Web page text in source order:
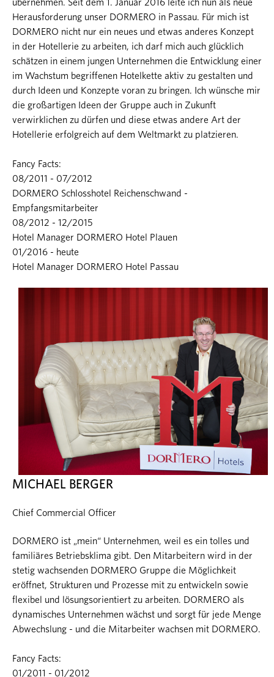
übernehmen. Seit dem 1. Januar 2016 leite ich nun als neue
Herausforderung unser DORMERO in Passau. Für mich ist
DORMERO nicht nur ein neues und etwas anderes Konzept
in der Hotellerie zu arbeiten, ich darf mich auch glücklich
schätzen in einem jungen Unternehmen die Entwicklung einer
im Wachstum begriffenen Hotelkette aktiv zu gestalten und
durch Ideen und Konzepte voran zu bringen. Ich wünsche mir
die großartigen Ideen der Gruppe auch in Zukunft
verwirklichen zu dürfen und diese etwas andere Art der
Hotellerie erfolgreich auf dem Weltmarkt zu platzieren.
Fancy Facts:
08/2011 - 07/2012
DORMERO Schlosshotel Reichenschwand -
Empfangsmitarbeiter
08/2012 - 12/2015
Hotel Manager DORMERO Hotel Plauen
01/2016 - heute
Hotel Manager DORMERO Hotel Passau
MICHAEL BERGER
Chief Commercial Officer
DORMERO ist „mein“ Unternehmen, weil es ein tolles und
familiäres Betriebsklima gibt. Den Mitarbeitern wird in der
stetig wachsenden DORMERO Gruppe die Möglichkeit
eröffnet, Strukturen und Prozesse mit zu entwickeln sowie
flexibel und lösungsorientiert zu arbeiten. DORMERO als
dynamisches Unternehmen wächst und sorgt für jede Menge
Abwechslung - und die Mitarbeiter wachsen mit DORMERO.
Fancy Facts:
01/2011 - 01/2012